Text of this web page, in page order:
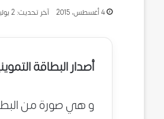
4 أغسطس، 2015 آخر تحديث: 2 يوليو، 2023
أصدار البطاقة
و هي صورة من